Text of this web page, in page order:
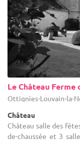
Le Château
Ottignies-Louvain-la-
Château
Château salle des
de-chaussée et 3